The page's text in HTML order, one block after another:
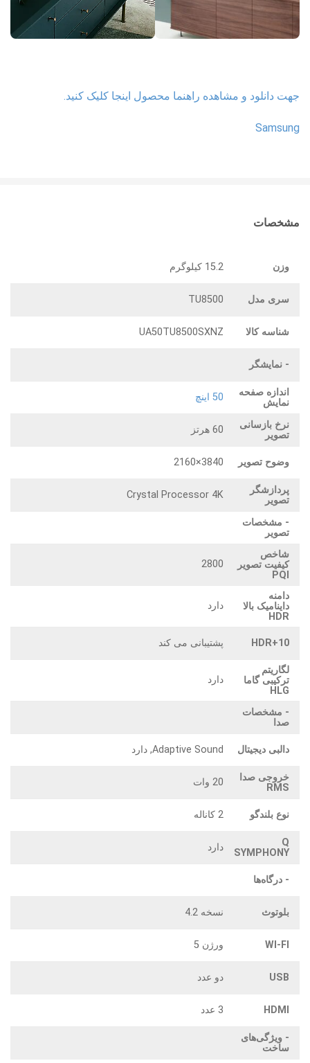
جهت دانلود و مشاهده راهنما محصول اینجا کلیک کنید.
Samsung
مشخصات
وزن 15.2 کیلوگرم
سری مدل TU8500
شناسه کالا UA50TU8500SXNZ
- نمایشگر
اندازه صفحه
نمایش
50 اینچ
نرخ بازسانی
تصویر
60 هرتز
وضوح تصویر 3840×2160
پردازشگر
تصویر
Crystal Processor 4K
- مشخصات
تصویر
شاخص
کیفیت تصویر
PQI
2800
دامنه
داینامیک بالا
HDR
دارد
HDR+10 پشتیبانی می کند
لگاریتم
ترکیبی گاما
HLG
دارد
- مشخصات
صدا
دالبی دیجیتال Adaptive Sound, دارد
خروجی صدا
RMS
20 وات
نوع بلندگو 2 کاناله
Q
SYMPHONY
دارد
- درگاه‌ها
بلوتوث نسخه 4.2
WI-FI ورژن 5
USB دو عدد
HDMI 3 عدد
- ویژگی‌های
ساخت